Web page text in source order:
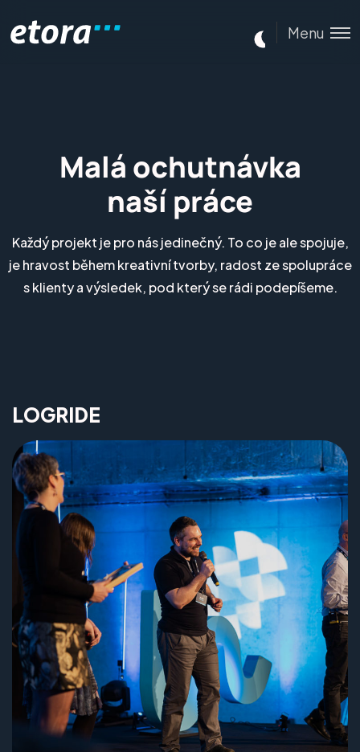
Menu
Malá ochutnávka
naší práce
Každý projekt je pro nás jedinečný. To co je ale spojuje,
je hravost během kreativní tvorby, radost ze spolupráce
s klienty a výsledek, pod který se rádi podepíšeme.
LOGRIDE